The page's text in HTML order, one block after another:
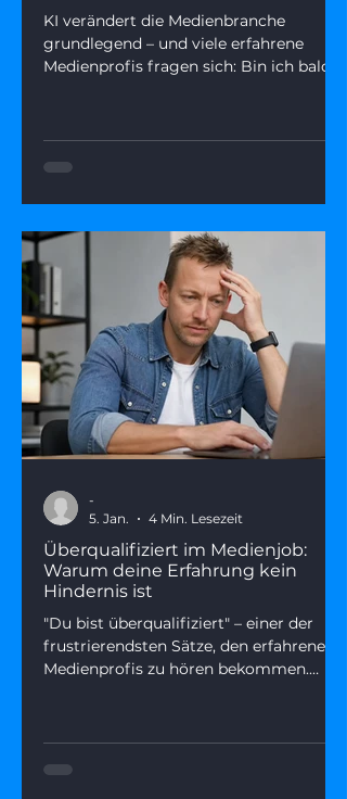
KI verändert die Medienbranche
grundlegend – und viele erfahrene
Medienprofis fragen sich: Bin ich bald
deine Stärken in einer KI-geprägten
Überqualifiziert im Medienjob:
Warum deine Erfahrung kein
Hindernis ist
"Du bist überqualifiziert" – einer der
frustrierendsten Sätze, den erfahrene
Medienprofis zu hören bekommen.
du deine Erfahrung als echten
-
5. Jan.
4 Min. Lesezeit